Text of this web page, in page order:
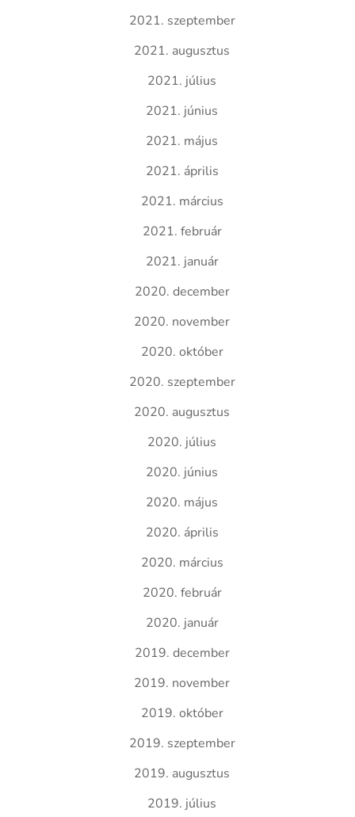
2021. szeptember
2021. augusztus
2021. július
2021. június
2021. május
2021. április
2021. március
2021. február
2021. január
2020. december
2020. november
2020. október
2020. szeptember
2020. augusztus
2020. július
2020. június
2020. május
2020. április
2020. március
2020. február
2020. január
2019. december
2019. november
2019. október
2019. szeptember
2019. augusztus
2019. július